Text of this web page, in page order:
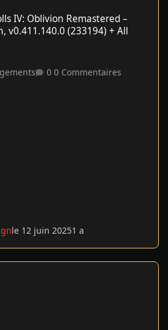
IV: Oblivion Remastered –
v0.411.140.0 (233194) + All
0 Commentaires
le 12 juin 20251 a